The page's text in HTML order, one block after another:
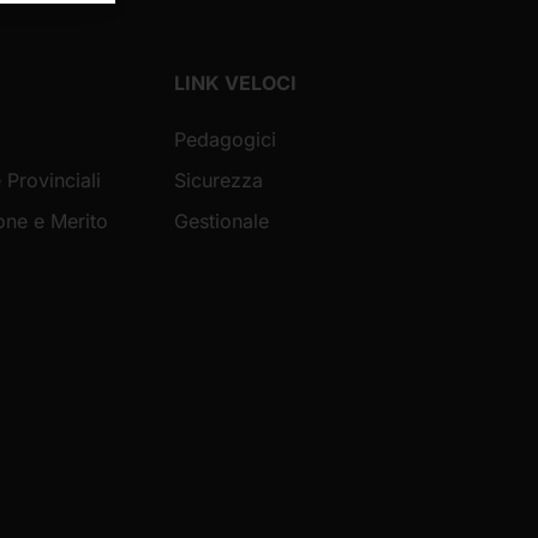
Provinciali
e Merito
LINK VELOCI
Pedagogici
Sicurezza
Gestionale